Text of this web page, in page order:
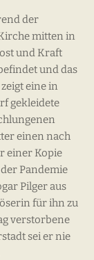
der
mitten in
und Kraft
und das
eine in
gekleidete
einen nach
einer Kopie
Pandemie
Pilger aus
für ihn zu
verstorbene
sei er nie